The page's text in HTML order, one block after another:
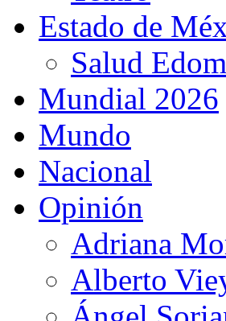
Estado de
Salud
Mundial 2026
Mundo
Nacional
Opinión
Adriana
Alberto